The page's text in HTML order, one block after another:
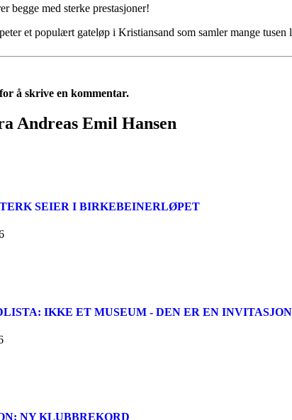
begge med sterke prestasjoner!
et populært gateløp i Kristiansand som samler mange
å skrive en kommentar.
Andreas Emil Hansen
SEIER I BIRKEBEINERLØPET
IKKE ET MUSEUM - DEN ER EN INVITASJON
NY KLUBBREKORD